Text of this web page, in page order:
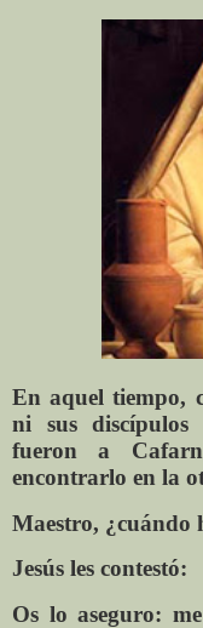
En aquel tiempo,
ni sus
fueron a
encontrarlo en la
Maestro, ¿cuándo
Jesús les contestó:
Os lo aseguro: